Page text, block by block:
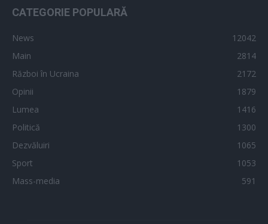
CATEGORIE POPULARĂ
News
12042
Main
2814
Război în Ucraina
2172
Opinii
1879
Lumea
1416
Politică
1300
Dezvăluiri
1065
Sport
1053
Mass-media
591